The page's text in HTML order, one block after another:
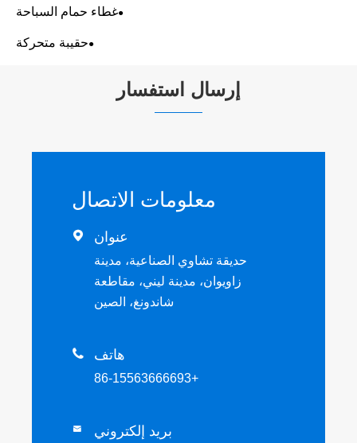
غطاء حمام السباحة
حقيبة متحركة
إرسال استفسار
معلومات الاتصال
 عنوان
حديقة تشاوي الصناعية، مدينة
زاويوان، مدينة ليني، مقاطعة
شاندونغ، الصين
 هاتف
+86-15563666693
 بريد إلكتروني